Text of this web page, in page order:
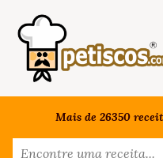
Mais de 26350